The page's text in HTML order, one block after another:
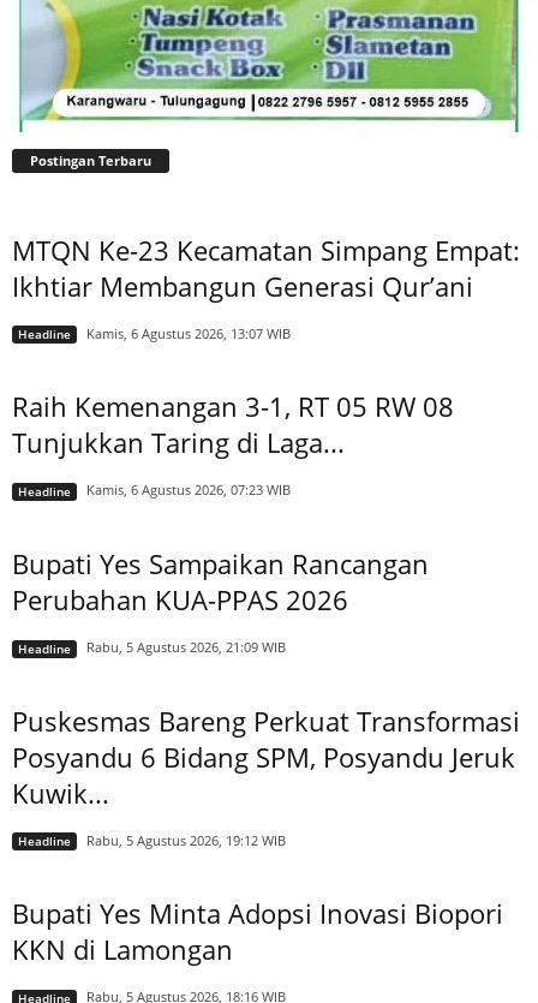
Postingan Terbaru
MTQN Ke-23 Kecamatan Simpang Empat:
Ikhtiar Membangun Generasi Qur’ani
Headline Kamis, 6 Agustus 2026, 13:07 WIB
Raih Kemenangan 3-1, RT 05 RW 08
Tunjukkan Taring di Laga...
Headline Kamis, 6 Agustus 2026, 07:23 WIB
Bupati Yes Sampaikan Rancangan
Perubahan KUA-PPAS 2026
Headline Rabu, 5 Agustus 2026, 21:09 WIB
Puskesmas Bareng Perkuat Transformasi
Posyandu 6 Bidang SPM, Posyandu Jeruk
Kuwik...
Headline Rabu, 5 Agustus 2026, 19:12 WIB
Bupati Yes Minta Adopsi Inovasi Biopori
KKN di Lamongan
Headline Rabu, 5 Agustus 2026, 18:16 WIB